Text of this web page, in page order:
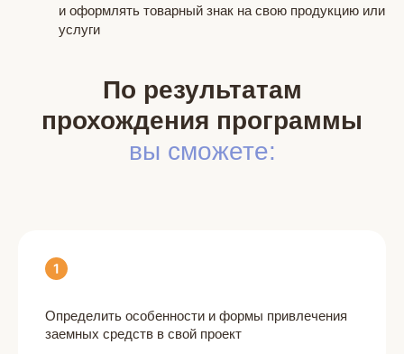
и оформлять товарный знак на свою продукцию или
услуги
По результатам
прохождения программы
вы сможете:
Определить особенности и формы привлечения
заемных средств в свой проект